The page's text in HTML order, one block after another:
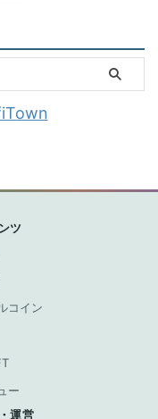
ツ
コイン
ー
運営